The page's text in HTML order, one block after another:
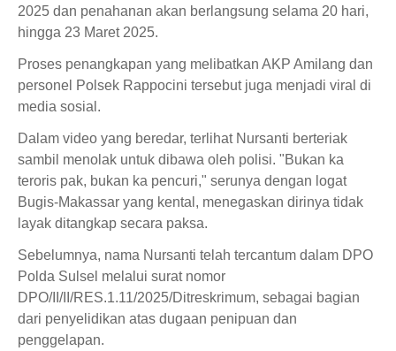
2025 dan penahanan akan berlangsung selama 20 hari,
hingga 23 Maret 2025.
Proses penangkapan yang melibatkan AKP Amilang dan
personel Polsek Rappocini tersebut juga menjadi viral di
media sosial.
Dalam video yang beredar, terlihat Nursanti berteriak
sambil menolak untuk dibawa oleh polisi. "Bukan ka
teroris pak, bukan ka pencuri," serunya dengan logat
Bugis-Makassar yang kental, menegaskan dirinya tidak
layak ditangkap secara paksa.
Sebelumnya, nama Nursanti telah tercantum dalam DPO
Polda Sulsel melalui surat nomor
DPO/II/II/RES.1.11/2025/Ditreskrimum, sebagai bagian
dari penyelidikan atas dugaan penipuan dan
penggelapan.